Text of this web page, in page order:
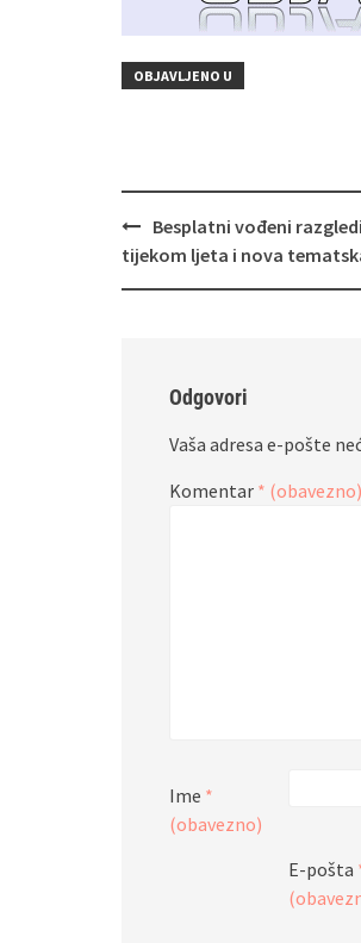
OBJAVLJENO U
Navigacija
objava
Besplatni vođeni
tijekom ljeta i nova
Odgovori
Vaša adresa e-pošte
Komentar * (obavezno)
Ime *
(obavezno)
E-pošta